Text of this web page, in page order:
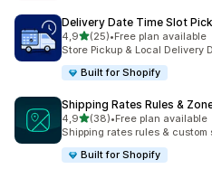
Delivery Date Time Slot
4,9stelle su 5
(25)
25 recensioni totali
•Free plan available
Store Pickup & Local Delivery
Built for Shopify
Shipping Rates Rules &
4,9stelle su 5
(38)
38 recensioni totali
•Free plan available
Shipping rates rules & custom
Built for Shopify